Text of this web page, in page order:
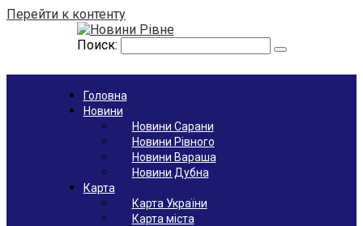
Перейти к контенту
Поиск:
Головна
Новини
Новини Сарани
Новини Рівного
Новини Вараша
Новини Дубна
Карта
Карта України
Карта міста